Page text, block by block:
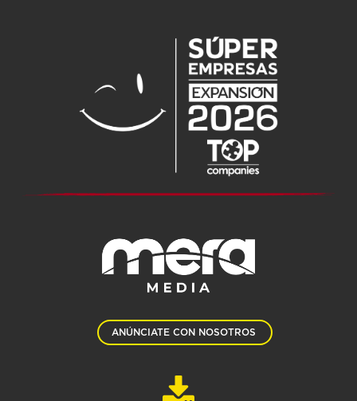
ANÚNCIATE CON NOSOTROS